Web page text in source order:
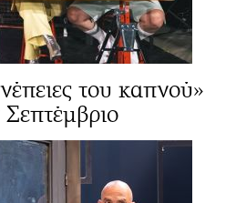
του καπνού»